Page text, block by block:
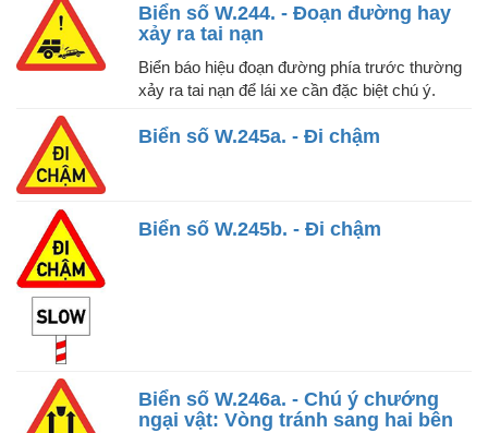
Biển số W.244. - Đoạn đường hay
xảy ra tai nạn
Biển báo hiệu đoạn đường phía trước thường
xảy ra tai nạn để lái xe cần đặc biệt chú ý.
Biển số W.245a. - Đi chậm
Biển số W.245b. - Đi chậm
Biển số W.246a. - Chú ý chướng
ngại vật: Vòng tránh sang hai bên